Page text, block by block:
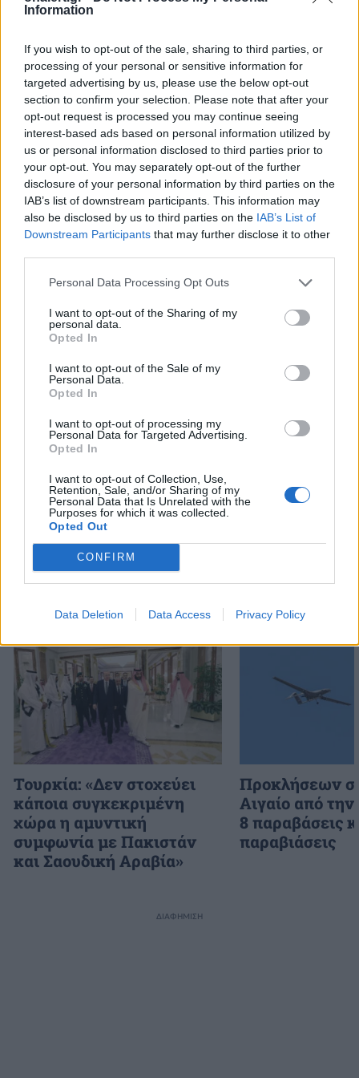
Information
If you wish to opt-out of the sale, sharing to third parties, or
processing of your personal or sensitive information for
targeted advertising by us, please use the below opt-out
section to confirm your selection. Please note that after your
opt-out request is processed you may continue seeing
interest-based ads based on personal information utilized by
us or personal information disclosed to third parties prior to
your opt-out. You may separately opt-out of the further
disclosure of your personal information by third parties on the
IAB’s list of downstream participants. This information may
also be disclosed by us to third parties on the IAB’s List of
Downstream Participants that may further disclose it to other
Personal Data Processing Opt Outs
I want to opt-out of the Sharing of my
personal data.
Opted In
I want to opt-out of the Sale of my
Personal Data.
Opted In
I want to opt-out of processing my
Personal Data for Targeted Advertising.
Opted In
I want to opt-out of Collection, Use,
Retention, Sale, and/or Sharing of my
Personal Data that Is Unrelated with the
Purposes for which it was collected.
Opted Out
CONFIRM
Data Deletion Data Access Privacy Policy
Διάβασε επίσης
Τουρκία: «Δεν στοχεύει
κάποια συγκεκριμένη
χώρα η αμυντική
συμφωνία με Πακιστάν
και Σαουδική Αραβία»
Προκλήσεων
Αιγαίο από
8 παραβάσεις
παραβιάσεις
Μεσόγειο, όχι μόνο να αμφισβητήσει κυριαρχικά
συνάμα να δρομολογήσει την επίλυση του
Κυπριακού ζητήματος σε άλλη βάση από τις
προτάσεις του ΟΗΕ. Πλέον, τόσο ο Ταγίπ Ερντογάν
όσο και ο Ερσίν Τατάρ μιλούν καθαρά για δύο κράτη
και δύο λαούς.
ΔΙΑΦΗΜΙΣΗ
Ακολουθήστε το onalert.gr στο
Google
Newsκαι μάθετε πρώτοι όλες τις ειδήσεις
για την άμυνα.
ΤΟΥΡΚΙΚΗ ΠΡΟΚΛΗΤΙΚΟΤΗΤΑ
ΔΙΑΦΗΜΙΣΗ